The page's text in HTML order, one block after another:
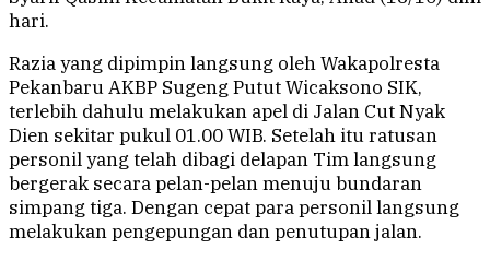
hari.
Razia yang dipimpin langsung oleh Wakapolresta
Pekanbaru AKBP Sugeng Putut Wicaksono SIK,
terlebih dahulu melakukan apel di Jalan Cut Nyak
Dien sekitar pukul 01.00 WIB. Setelah itu ratusan
personil yang telah dibagi delapan Tim langsung
bergerak secara pelan-pelan menuju bundaran
simpang tiga. Dengan cepat para personil langsung
melakukan pengepungan dan penutupan jalan.